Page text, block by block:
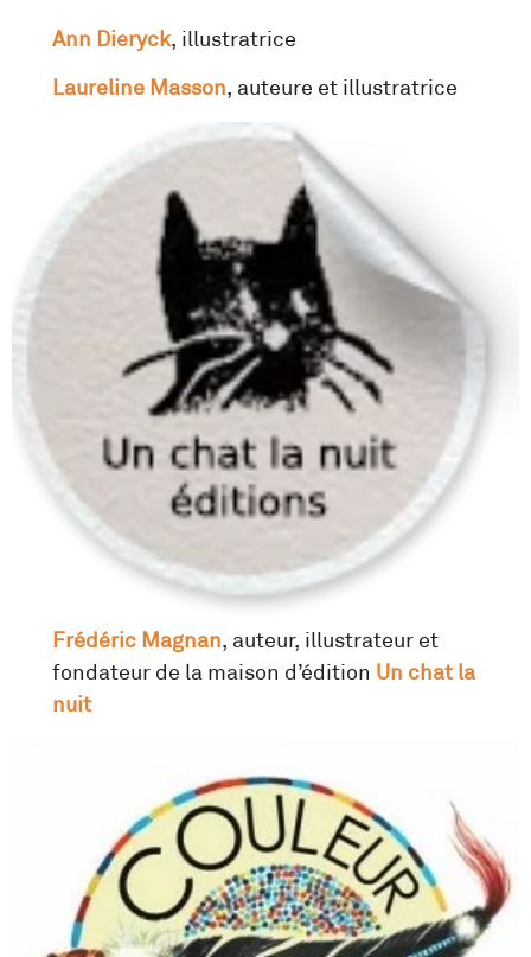
Ann Dieryck, illustratrice
Laureline Masson, auteure et illustratrice
Frédéric Magnan, auteur, illustrateur et
fondateur de la maison d’édition Un chat la
nuit